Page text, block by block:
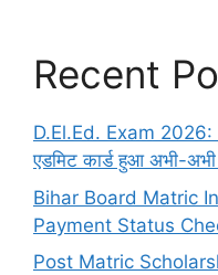
Recent
D.El.Ed. Exam 2026:
एडमिट कार्ड हुआ अभी-
Bihar Board Matric
Payment Status
Post Matric